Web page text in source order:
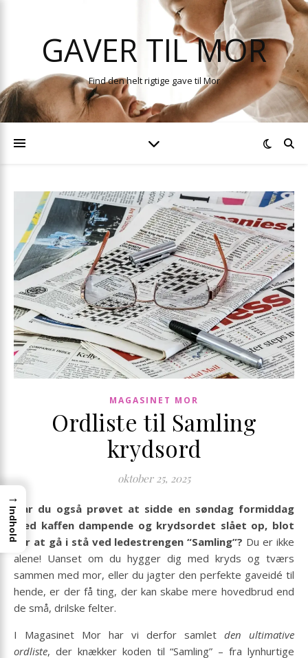
GAVER TIL MOR
Find den helt rigtige gave til Mor
MAGASINET MOR
Ordliste til Samling
krydsord
oktober 25, 2025
Har du også prøvet at sidde en søndag formiddag
med kaffen dampende og krydsordet slået op, blot
for at gå i stå ved ledestrengen “Samling”? Du er ikke
alene! Uanset om du hygger dig med kryds og tværs
sammen med mor, eller du jagter den perfekte gaveidé til
hende, er der få ting, der kan skabe mere hovedbrud end
de små, drilske felter.
I Magasinet Mor har vi derfor samlet den ultimative
ordliste, der knækker koden til “Samling” – fra lynhurtige
→
Indhold